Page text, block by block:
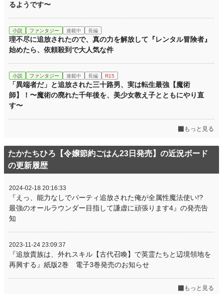
るようです〜
小説 ファンタジー 連載中 長編
理不尽に追放されたので、真の力を解放して『レンタル冒険者』
始めたら、依頼殺到で大人気な件
小説 ファンタジー 連載中 長編 R15
「異端者だ」と追放された三十路男、実は転生最強【魔術
師】！〜魔術の廃れた千年後を、美少女教え子とともにやり直
す〜
もっと見る
たかたちひろ【令嬢節約ごはん23日発売】の近況ボード
の更新履歴
2024-02-18 20:16:33
『えっ、能力なしでパーティ追放された俺が全属性魔法使い!?
最強のオールラウンダー目指して謙虚に頑張ります4』の発売告
知
2023-11-24 23:09:37
『追放貴族は、外れスキル【古代召喚】で英霊たちと辺境領地を
再興する』紙版2巻 電子3巻発売のお知らせ
もっと見る